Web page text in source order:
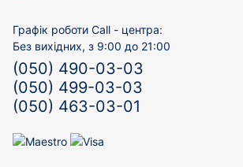
Графік роботи Call - центра:
Без вихідних, з 9:00 до 21:00
(050) 490-03-03
(050) 499-03-03
(050) 463-03-01